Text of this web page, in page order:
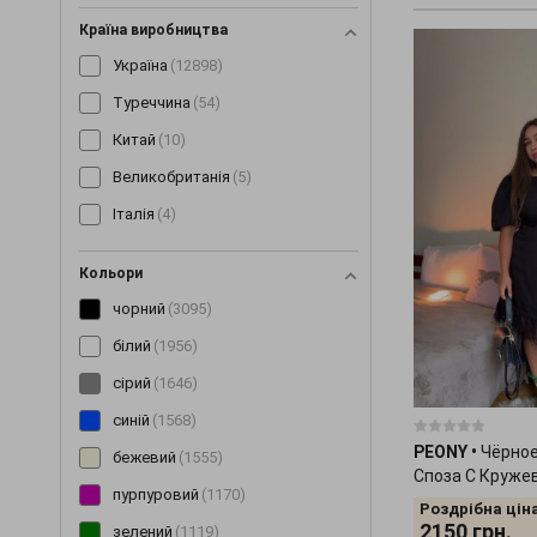
Костюми(1489)
Маски
Мітенки (4)
Накидки(15)
Нижня білизна
Нічні сорочки
Окуляри (9)
Пальто(198)
Парки(19)
Країна виробництва
Україна (12898)
Туреччина (54)
Китай (10)
Великобританія (5)
Італія (4)
Кольори
чорний (3095)
білий (1956)
сірий (1646)
синій (1568)
бежевий (1555)
пурпуровий (1170)
зелений (1119)
PEONY •
Споза С
Роздрібна
2150 грн.